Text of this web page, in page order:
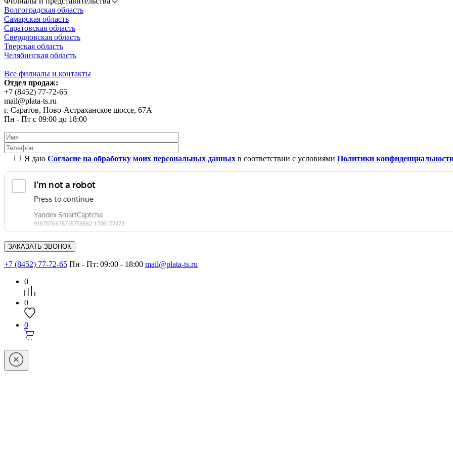
Волгоградская область
Самарская область
Саратовская область
Свердловская область
Тверская область
Челябинская область
Все филиалы и контакты
Отдел продаж:
+7 (8452) 77-72-65
mail@plata-ts.ru
г. Саратов, Ново-Астраханское шоссе, 67А
Пн - Пт с 09:00 до 18:00
Я даю Согласие на обработку моих персональных данных в соответствии с условиями Политики
+7 (8452) 77-72-65 Пн - Пт: 09:00 - 18:00 mail@plata-ts.ru
0
0
0